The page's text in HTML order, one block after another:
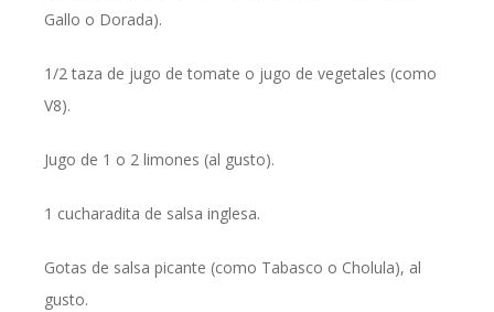
Gallo o Dorada).
1/2 taza de jugo de tomate o jugo de vegetales (como
V8).
Jugo de 1 o 2 limones (al gusto).
1 cucharadita de salsa inglesa.
Gotas de salsa picante (como Tabasco o Cholula), al
gusto.